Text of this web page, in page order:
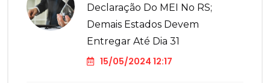
Declaração Do MEI No RS;
Demais Estados Devem
Entregar Até Dia 31
15/05/2024 12:17